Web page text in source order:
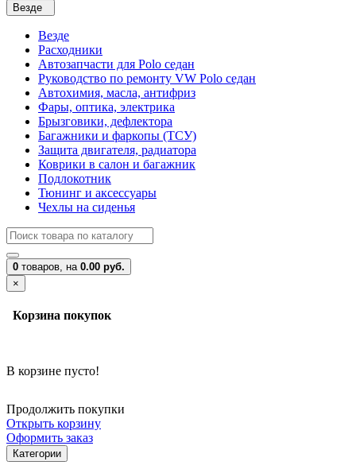
Везде
Везде
Расходники
Автозапчасти для Polo седан
Руководство по ремонту VW Polo седан
Автохимия, масла, антифриз
Фары, оптика, электрика
Брызговики, дефлектора
Багажники и фаркопы (ТСУ)
Защита двигателя, радиатора
Коврики в салон и багажник
Подлокотник
Тюнинг и аксессуары
Чехлы на сиденья
0 товаров, на 0.00 руб.
×
Корзина покупок
В корзине пусто!
Продолжить покупки
Открыть корзину
Оформить заказ
Категории